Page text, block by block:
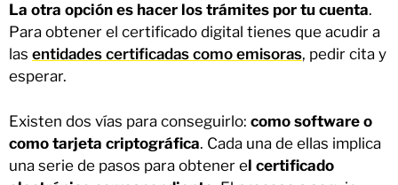
La otra opción es hacer los trámites por tu cuenta.
Para obtener el certificado digital tienes que acudir a
las entidades certificadas como emisoras, pedir cita y
esperar.
Existen dos vías para conseguirlo: como software o
como tarjeta criptográfica. Cada una de ellas implica
una serie de pasos para obtener el certificado